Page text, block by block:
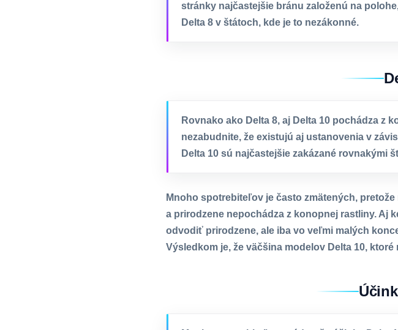
stránky najčastejšie bránu založenú na
Delta 8 v štátoch, kde je to nezákonné.
Rovnako ako Delta 8, aj Delta 10 pochádza z
nezabudnite, že existujú aj ustanovenia v
Delta 10 sú najčastejšie zakázané rovnakými
Mnoho spotrebiteľov je často zmätených,
a prirodzene nepochádza z konopnej rastliny. Aj
odvodiť prirodzene, ale iba vo veľmi malých
Výsledkom je, že väčšina modelov Delta 10,